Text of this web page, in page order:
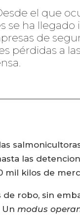
el que
se ha
de
pérdidas a
las
mil kilos de
robo, sin
modus